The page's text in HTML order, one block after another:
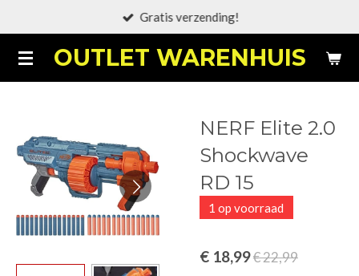
naar
de
OUTLET WARENHUIS
Gratis verzending!
NERF Elite 2.0
Shockwave
RD 15
1 op voorraad
€ 18,99€ 22,99